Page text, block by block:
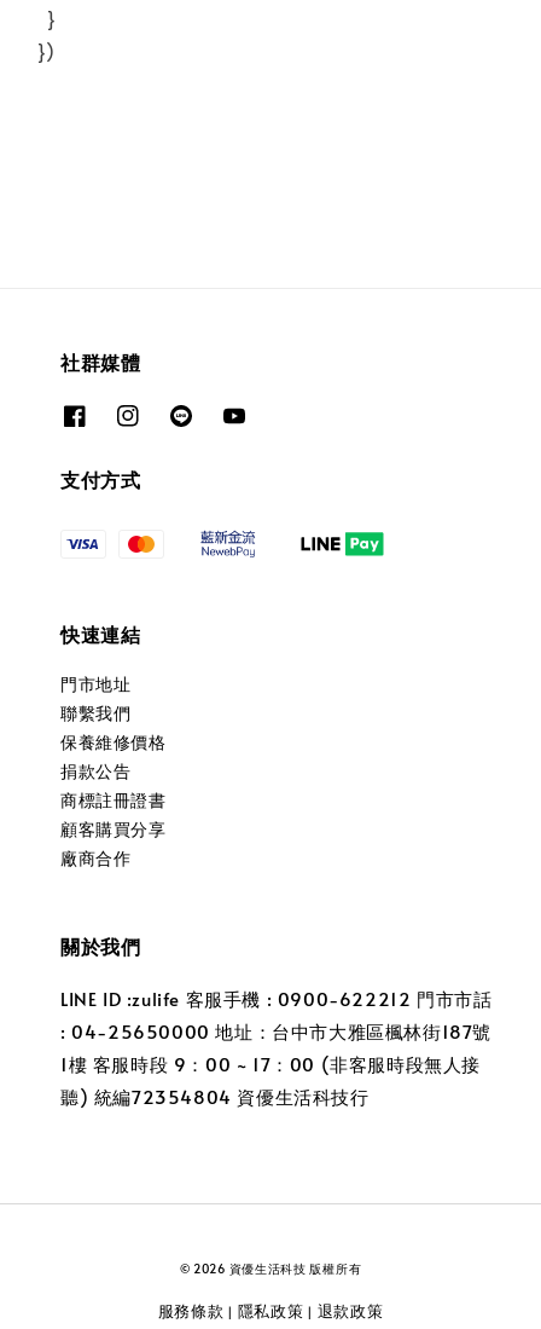
社群媒體
支付方式
快速連結
門市地址
聯繫我們
保養維修價格
捐款公告
商標註冊證書
顧客購買分享
廠商合作
關於我們
LINE ID :zulife 客服手機 : 0900-622212 門市市話
: 04-25650000 地址：台中市大雅區楓林街187號
1樓 客服時段 9：00 ~ 17：00 (非客服時段無人接
聽) 統編72354804 資優生活科技行
© 2026 資優生活科技 版權所有
服務條款 | 隱私政策 | 退款政策